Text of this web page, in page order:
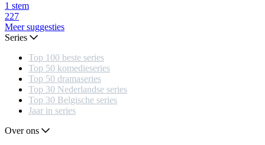
1 stem
227
Meer suggesties
Series
Top 100 beste series
Top 50 komedieseries
Top 50 dramaseries
Top 30 Nederlandse series
Top 30 Belgische series
Jaar in series
Over ons